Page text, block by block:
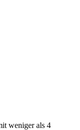
weniger als 4